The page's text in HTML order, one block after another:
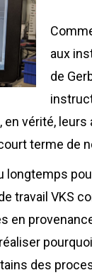
aux
de
en vérité,
terme de
longtemps
travail VKS
en
des